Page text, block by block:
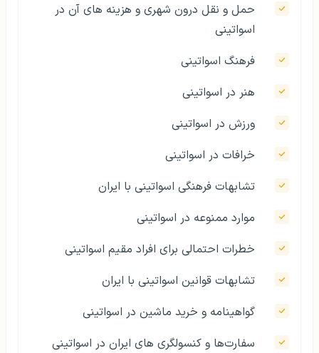
حمل و نقل درون شهری و هزینه های آن در
اسواتینی
فرهنگ اسواتینی
هنر در اسواتینی
ورزش در اسواتینی
خرافات در اسواتینی
تشابهات فرهنگی اسواتینی با ایران
موارد ممنوعه در اسواتینی
خطرات احتمالی برای افراد مقیم اسواتینی
تشابهات قوانین اسواتینی با ایران
گواهینامه و خرید ماشین در اسواتینی
سفارت‌ها و کنسولگری های ایران در اسواتینی